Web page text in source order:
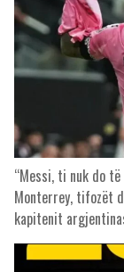
“Messi, ti nuk do
Monterrey, tifozët
kapitenit